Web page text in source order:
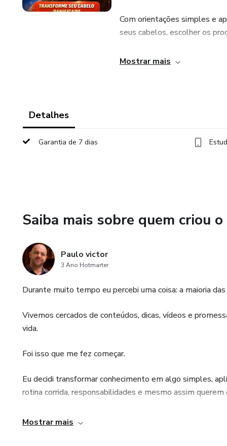
Com orientações simples e
seus cabelos, escolher os
Menos confusão, mais
Mostrar mais
Detalhes
Garantia de 7 dias
Saiba mais sobre quem criou
Paulo victor
3 Ano Hotmarter
Durante muito tempo eu percebi uma coisa: a maioria
Vivemos cercados de conteúdos, dicas, vídeos e
vida.
Foi isso que me fez começar.
Eu decidi transformar conhecimento em algo simples,
rotina corrida, responsabilidades e mesmo assim querem
🎯 Minha missão
Mostrar mais